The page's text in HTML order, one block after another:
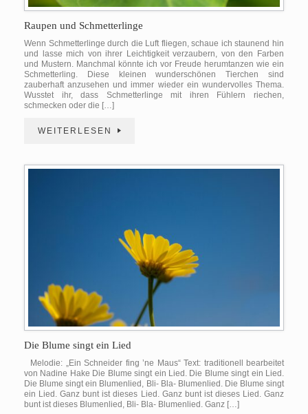
Raupen und Schmetterlinge
Wenn Schmetterlinge durch die Luft fliegen, schaue ich staunend hin
und lasse mich von ihrer Leichtigkeit verzaubern, von den Farben
und Mustern. Manchmal könnte ich vor Freude herumtanzen wie ein
Schmetterling. Diese kleinen wunderschönen Tierchen sind
zauberhaft anzusehen und immer wieder ein wundervolles Thema.
Wusstet ihr, dass Schmetterlinge mit ihren Fühlern riechen,
schmecken oder die […]
WEITERLESEN
Die Blume singt ein Lied
Melodie: „Ein Schneider fing ’ne Maus“ Text: traditionell bearbeitet
von Nadine Hake Die Blume singt ein Lied. Die Blume singt ein Lied.
Die Blume singt ein Blumenlied, Bli- Bla- Blumenlied. Die Blume singt
ein Lied. Ganz bunt ist dieses Lied. Ganz bunt ist dieses Lied. Ganz
bunt ist dieses Blumenlied, Bli- Bla- Blumenlied. Ganz […]